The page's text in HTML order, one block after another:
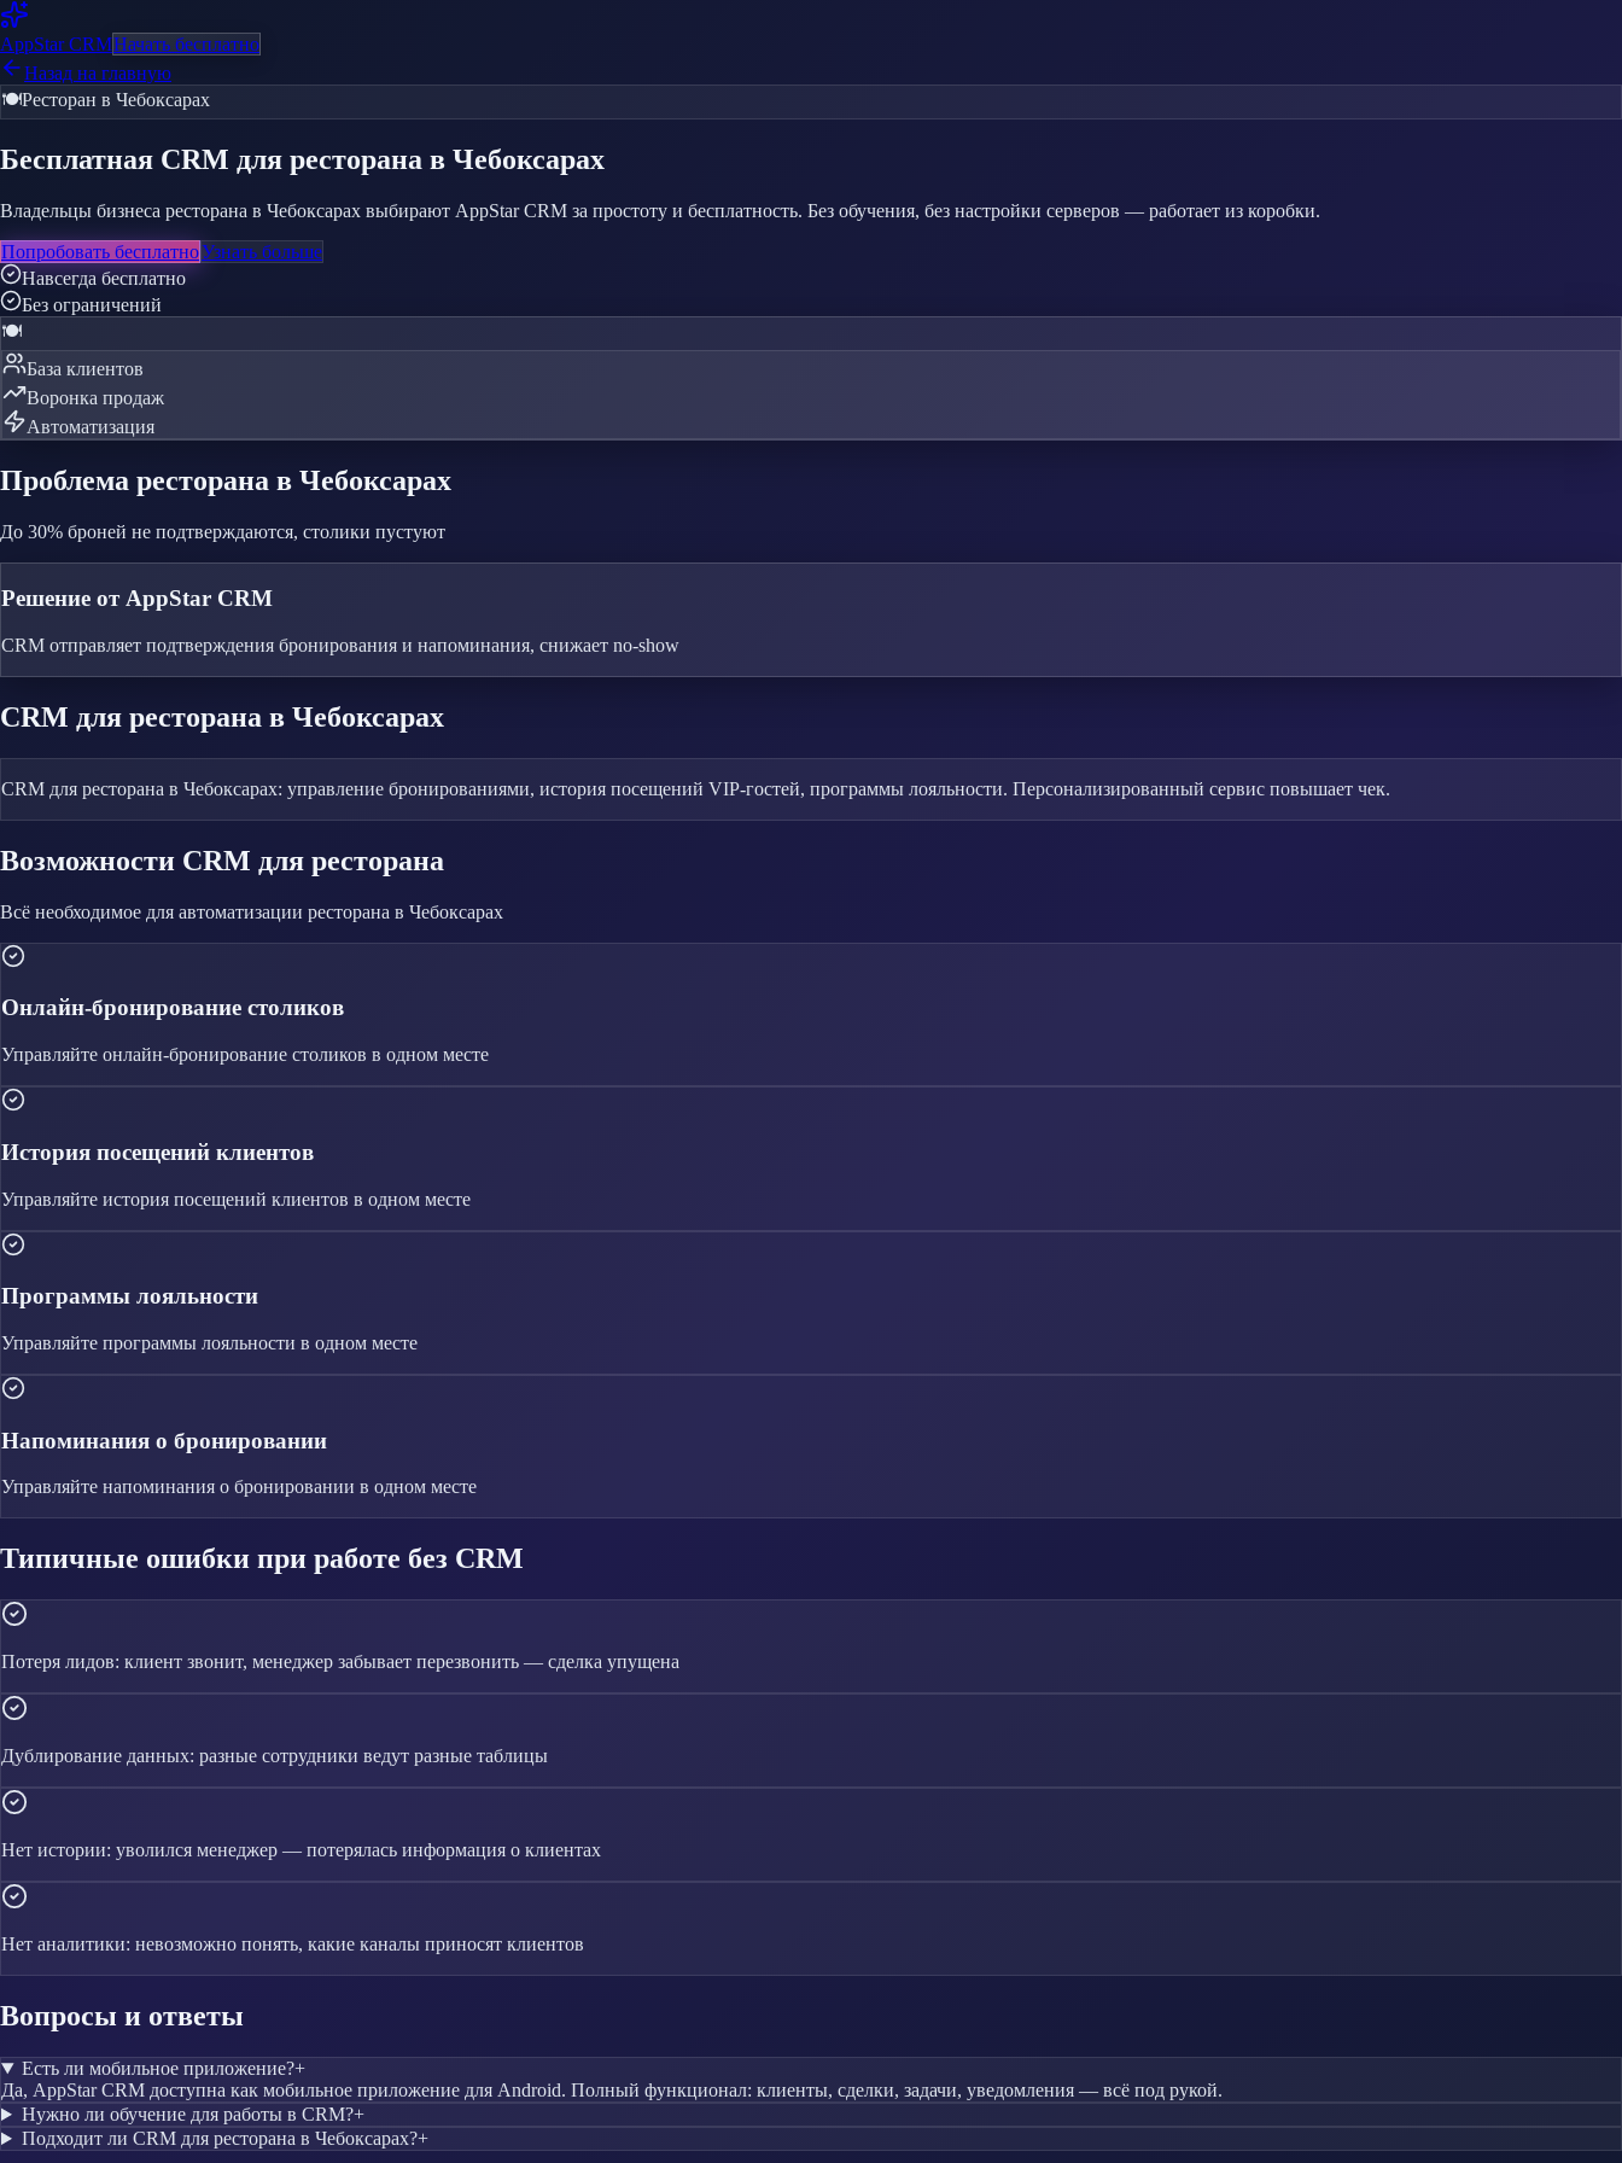
AppStarCRMНачать бесплатно
Назад на главную
🍽️Ресторан в Чебоксарах
Бесплатная CRM для ресторана в Чебоксарах
Владельцы бизнеса ресторана в Чебоксарах выбирают AppStar CRM за простоту и бесплатность. Без обучения, без настройки серверов — работает из коробки.
Попробовать бесплатноУзнать больше
Навсегда бесплатно
Без ограничений
🍽️
База клиентов
Воронка продаж
Автоматизация
Проблема ресторана в Чебоксарах
До 30% броней не подтверждаются, столики пустуют
Решение от AppStar CRM
CRM отправляет подтверждения бронирования и напоминания, снижает no-show
CRM для ресторана в Чебоксарах
CRM для ресторана в Чебоксарах: управление бронированиями, история посещений VIP-гостей, программы лояльности. Персонализированный сервис повышает чек.
Возможности CRM для ресторана
Всё необходимое для автоматизации ресторана в Чебоксарах
Онлайн-бронирование столиков
Управляйте онлайн-бронирование столиков в одном месте
История посещений клиентов
Управляйте история посещений клиентов в одном месте
Программы лояльности
Управляйте программы лояльности в одном месте
Напоминания о бронировании
Управляйте напоминания о бронировании в одном месте
Типичные ошибки при работе без CRM
Потеря лидов: клиент звонит, менеджер забывает перезвонить — сделка упущена
Дублирование данных: разные сотрудники ведут разные таблицы
Нет истории: уволился менеджер — потерялась информация о клиентах
Нет аналитики: невозможно понять, какие каналы приносят клиентов
Вопросы и ответы
Есть ли мобильное приложение?+
Да, AppStar CRM доступна как мобильное приложение для Android. Полный функционал: клиенты, сделки, задачи, уведомления — всё под рукой.
Нужно ли обучение для работы в CRM?+
Подходит ли CRM для ресторана в Чебоксарах?+